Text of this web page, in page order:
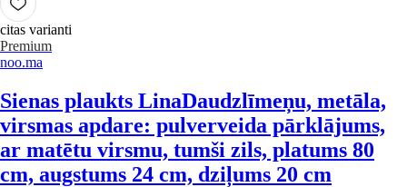
citas varianti
Premium
noo.ma
Sienas plaukts LinaDaudzlīmeņu, metāla,
virsmas apdare: pulverveida pārklājums,
ar matētu virsmu, tumši zils, platums 80
cm, augstums 24 cm, dziļums 20 cm